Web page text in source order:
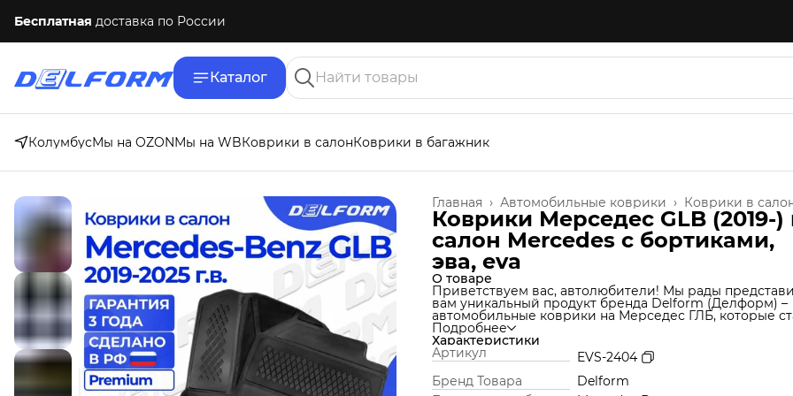
Бесплатная доставка по России
Каталог
КолумбусМы на OZONМы на WBКоврики в салонКоврики в багажник
Коврики в
Автомобильные коврики ›
Главная ›
Коврики Мерседес GLB (2019-)
салон Mercedes с бортиками,
эва, eva
О товаре
Приветствуем вас, автолюбители! Мы рады
вам уникальный продукт бренда Delform (Делформ) –
автомобильные коврики на Мерседес ГЛБ, которые
незаменимым аксессуаром для вашего автомобиля.
используем уникальную технологию производства,
которая позволяет нам создавать коврики из
термоэластопласт (ТЭП), который идеально подходит
салон автомобиля и обеспечивает надежную защиту
грязи и влаги. Но это еще не все! Продукт Delform
Подробнее
Характеристики
Артикул
EVS-2404
Бренд Товара
Delform